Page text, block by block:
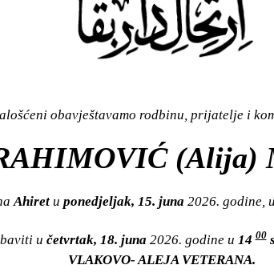
obavještavamo rodbinu, prijatelje i
(Alija)
Ahiret u ponedjeljak, 15. juna 2026. godine,
u četvrtak, 18. juna 2026. godine u 1400
VLAKOVO- ALEJA VETERANA.